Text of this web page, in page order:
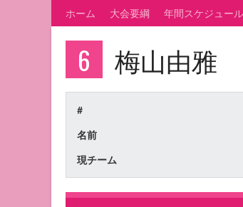
ホーム 大会要綱 年間スケジュール
6 梅山由雅
#
名前
現チーム